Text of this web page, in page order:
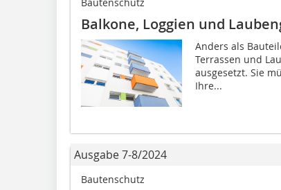
Balkone, Loggien und
Anders als
Terrassen und
ausgesetzt. Sie
Ihre...
Ausgabe 7-8/2024
Bautenschutz